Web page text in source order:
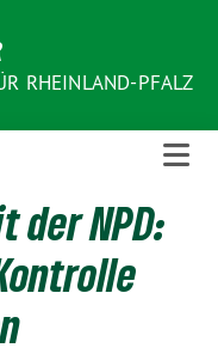
RHEINLAND-PFALZ
der NPD: